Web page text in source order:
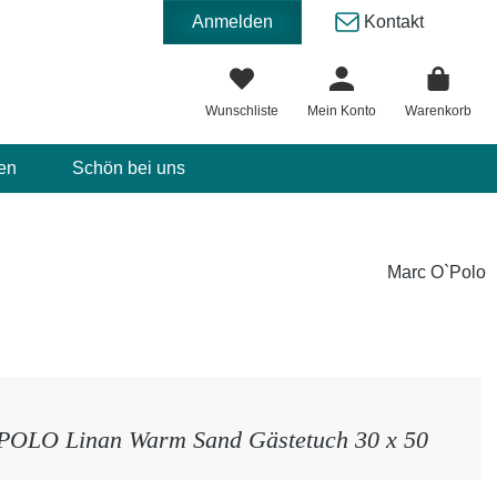
Anmelden Kontakt
Wunschliste Mein Konto Warenkorb
Schön bei uns
Marc O`Polo
Linan Warm Sand Gästetuch 30 x 50